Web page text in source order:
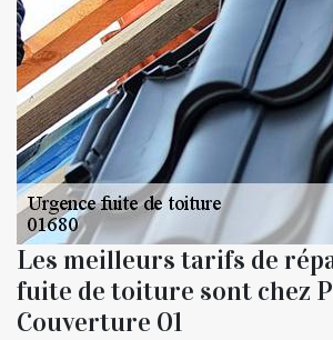
Les meilleurs tarifs de
fuite de toiture sont chez
Couverture 01